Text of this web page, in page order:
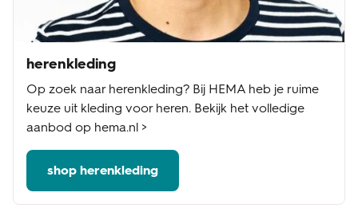
herenkleding
Op zoek naar herenkleding? Bij HEMA heb je ruime
keuze uit kleding voor heren. Bekijk het volledige
aanbod op hema.nl >
shop herenkleding